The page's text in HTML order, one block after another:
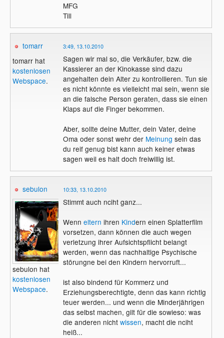
MFG
Till
tomarr
tomarr hat
kostenlosen
Webspace.
3:49, 13.10.2010
Sagen wir mal so, die Verkäufer, bzw. die
Kassierer an der Kinokasse sind dazu
angehalten dein Alter zu kontrollieren. Tun sie
es nicht könnte es vielleicht mal sein, wenn sie
an die falsche Person geraten, dass sie einen
Klaps auf die Finger bekommen.
Aber, sollte deine Mutter, dein Vater, deine
Oma oder sonst wehr der Meinung sein das
du reif genug bist kann auch keiner etwas
sagen weil es halt doch freiwillig ist.
sebulon
sebulon hat
kostenlosen
Webspace.
10:33, 13.10.2010
Stimmt auch nciht ganz...
Wenn eltern ihren Kindern einen Splatterfilm
vorsetzen, dann können die auch wegen
verletzung ihrer Aufsichtspflicht belangt
werden, wenn das nachhaltige Psychische
störungne bei den Kindern hervorruft...
ist also bindend für Kommerz und
Erziehungsberechtigte, denn das kann richtig
teuer werden... und wenn die Minderjährigen
das selbst machen, gilt für die sowieso: was
die anderen nicht wissen, macht die nciht
heiß...